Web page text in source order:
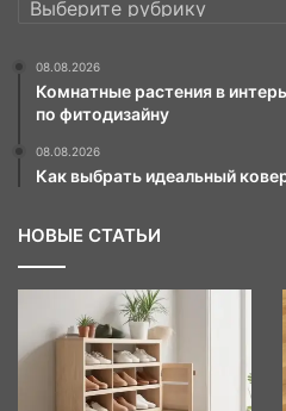
08.08.2026
Комнатные растения в
по фитодизайну
08.08.2026
Как выбрать идеальный
НОВЫЕ СТАТЬИ